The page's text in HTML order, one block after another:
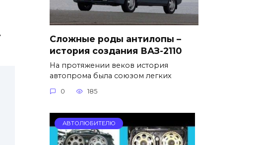
Сложные роды антилопы –
история создания ВАЗ-2110
На протяжении веков история
автопрома была союзом легких
0 185
АВТОЛЮБИТЕЛЮ